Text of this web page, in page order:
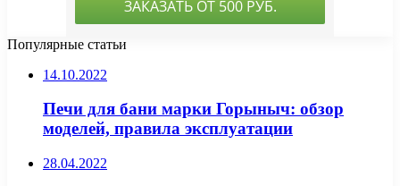
Популярные статьи
14.10.2022
Печи для бани марки Горыныч: обзор
моделей, правила эксплуатации
28.04.2022